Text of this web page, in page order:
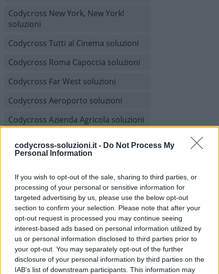
codycross-soluzioni.it - Do Not Process My
Personal Information
If you wish to opt-out of the sale, sharing to third parties, or
processing of your personal or sensitive information for
targeted advertising by us, please use the below opt-out
section to confirm your selection. Please note that after your
opt-out request is processed you may continue seeing
interest-based ads based on personal information utilized by
us or personal information disclosed to third parties prior to
your opt-out. You may separately opt-out of the further
disclosure of your personal information by third parties on the
IAB’s list of downstream participants. This information may
Codycross New York, New York!
soluzioni
Codycross Tutti al Cinema soluzioni
Codycross Roma Capoccia soluzioni
Codycross Far West soluzioni
Codycross Aeroporto soluzioni
Codycross Azienda Agricola soluzioni
Codycross Grandi Magazzini
Codycross Sfilata di Moda soluzioni
Codycross Villaggio Turistico
soluzioni
Codycross Benvenuti in Giappone
soluzioni
Codycross Auditorium soluzioni